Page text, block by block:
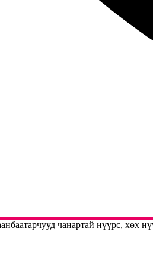
чанартай нүүрс, хөх